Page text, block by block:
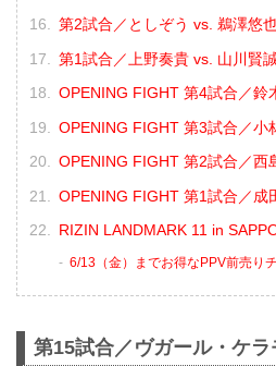
第2試合／としぞう vs. 鵜澤悠
第1試合／上野奏貴 vs. 山川賢
OPENING FIGHT 第4試合／鈴
OPENING FIGHT 第3試合／小
OPENING FIGHT 第2試合／西
OPENING FIGHT 第1試合／成
RIZIN LANDMARK 11 in
6/13（金）までお得なPPV前売り
第15試合／ヴガール・ケ